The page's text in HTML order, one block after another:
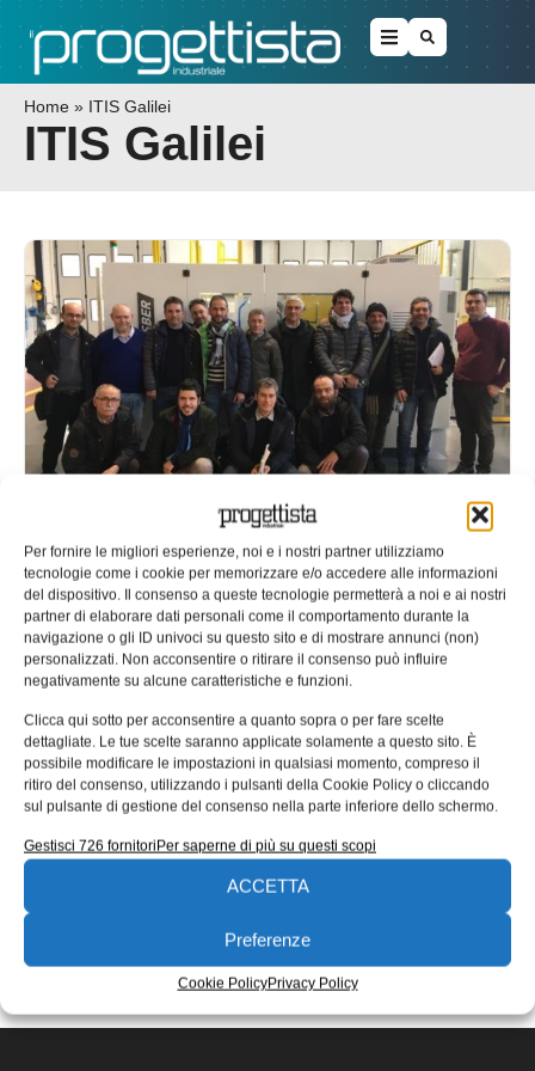
Per fornire le migliori esperienze, noi e i nostri partner utilizziamo
tecnologie come i cookie per memorizzare e/o accedere alle informazioni
del dispositivo. Il consenso a queste tecnologie permetterà a noi e ai nostri
partner di elaborare dati personali come il comportamento durante la
navigazione o gli ID univoci su questo sito e di mostrare annunci (non)
personalizzati. Non acconsentire o ritirare il consenso può influire
negativamente su alcune caratteristiche e funzioni.
Clicca qui sotto per acconsentire a quanto sopra o per fare scelte
dettagliate. Le tue scelte saranno applicate solamente a questo sito. È
possibile modificare le impostazioni in qualsiasi momento, compreso il
ritiro del consenso, utilizzando i pulsanti della Cookie Policy o cliccando
sul pulsante di gestione del consenso nella parte inferiore dello schermo.
Gestisci 726 fornitoriPer saperne di più su questi scopi
ACCETTA
Preferenze
Cookie PolicyPrivacy Policy
Home » ITIS Galilei
ITIS Galilei
Il distretto della carta punta alle
competenze meccatroniche dei
giovani diplomati
Eplan Software e Service, specializzata nella fornitura di
soluzioni di progettazione CAD elettrica e fluidica,
nell’ambito della propria politica di
EDICOLA WEB
ISCRIVITI ALLA NEWSLETTER